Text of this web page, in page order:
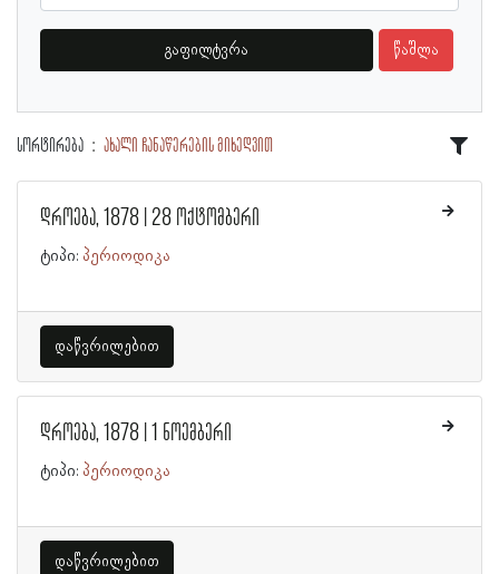
გაფილტვრა წაშლა
სორტირება ახალი ჩანაწერების მიხედვით
დროება, 1878 | 28 ოქტომბერი
ტიპი: პერიოდიკა
დაწვრილებით
დროება, 1878 | 1 ნოემბერი
ტიპი: პერიოდიკა
დაწვრილებით